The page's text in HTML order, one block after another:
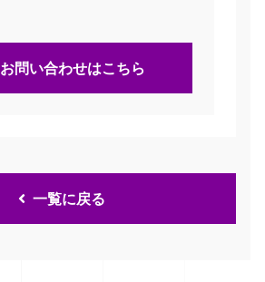
お問い合わせはこちら
一覧に戻る